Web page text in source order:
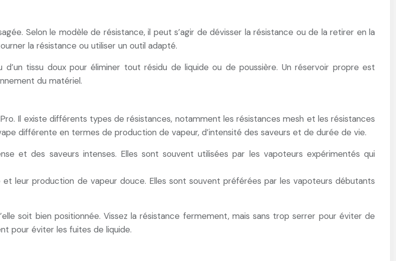
Selon le modèle de résistance, il peut s’agir de dévisser la résistance ou de la retirer en la
la résistance ou utiliser un outil adapté.
tissu doux pour éliminer tout résidu de liquide ou de poussière. Un réservoir propre est
du matériel.
Il existe différents types de résistances, notamment les résistances mesh et les résistances
différente en termes de production de vapeur, d’intensité des saveurs et de durée de vie.
et des saveurs intenses. Elles sont souvent utilisées par les vapoteurs expérimentés qui
leur production de vapeur douce. Elles sont souvent préférées par les vapoteurs débutants
soit bien positionnée. Vissez la résistance fermement, mais sans trop serrer pour éviter de
pour éviter les fuites de liquide.